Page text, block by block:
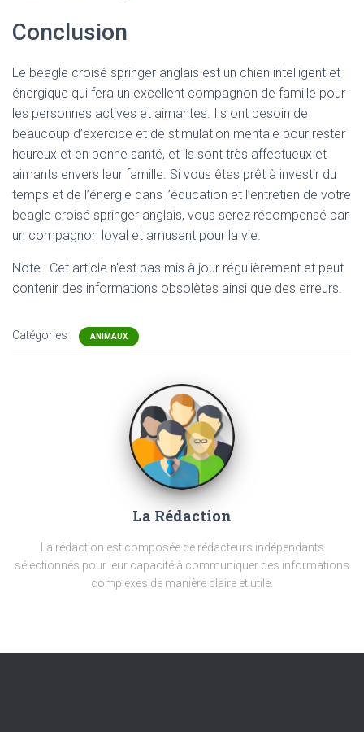
Conclusion
Le beagle croisé springer anglais est un chien intelligent et
énergique qui fera un excellent compagnon de famille pour
les personnes actives et aimantes. Ils ont besoin de
beaucoup d’exercice et de stimulation mentale pour rester
heureux et en bonne santé, et ils sont très affectueux et
aimants envers leur famille. Si vous êtes prêt à investir du
temps et de l’énergie dans l’éducation et l’entretien de votre
beagle croisé springer anglais, vous serez récompensé par
un compagnon loyal et amusant pour la vie.
Note : Cet article n'est pas mis à jour régulièrement et peut
contenir des informations obsolètes ainsi que des erreurs.
Catégories : ANIMAUX
La Rédaction
La rédaction est composée de rédacteurs indépendants
sélectionnés pour leur capacité à communiquer des informations
complexes de manière claire et utile.